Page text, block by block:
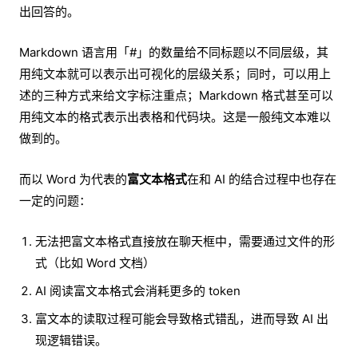
出回答的。
Markdown 语言用「#」的数量给不同标题以不同层级，其
用纯文本就可以表示出可视化的层级关系；同时，可以用上
述的三种方式来给文字标注重点；Markdown 格式甚至可以
用纯文本的格式表示出表格和代码块。这是一般纯文本难以
做到的。
而以 Word 为代表的富文本格式在和 AI 的结合过程中也存在
一定的问题：
无法把富文本格式直接放在聊天框中，需要通过文件的形
式（比如 Word 文档）
AI 阅读富文本格式会消耗更多的 token
富文本的读取过程可能会导致格式错乱，进而导致 AI 出
现逻辑错误。